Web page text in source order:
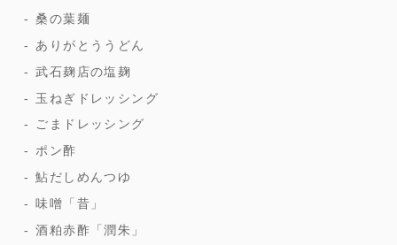
桑の葉麺
ありがとううどん
武石麹店の塩麹
玉ねぎドレッシング
ごまドレッシング
ポン酢
鮎だしめんつゆ
味噌「昔」
酒粕赤酢「潤朱」